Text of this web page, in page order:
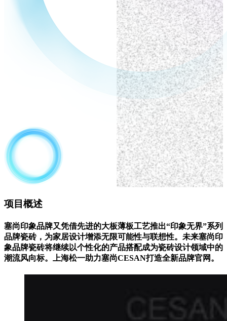
项目概述
塞尚印象品牌又凭借先进的大板薄板工艺推出“印象无界”系列
品牌瓷砖，为家居设计增添无限可能性与联想性。未来塞尚印
象品牌瓷砖将继续以个性化的产品搭配成为瓷砖设计领域中的
潮流风向标。上海松一助力塞尚CESAN打造全新品牌官网。